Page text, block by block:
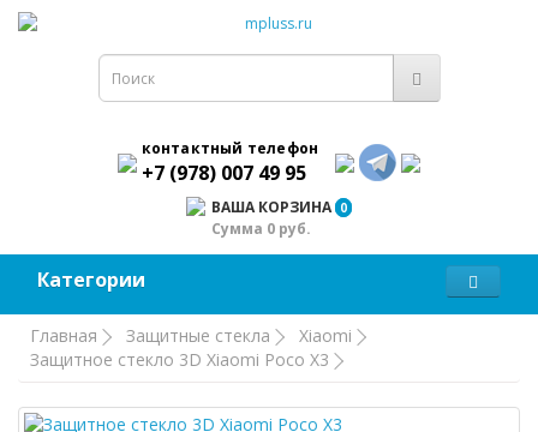
контактный телефон
+7 (978) 007 49 95
ВАША КОРЗИНА 0
Сумма 0 руб.
Категории
Главная Защитные стекла
Xiaomi
Защитное стекло 3D Xiaomi Poco X3